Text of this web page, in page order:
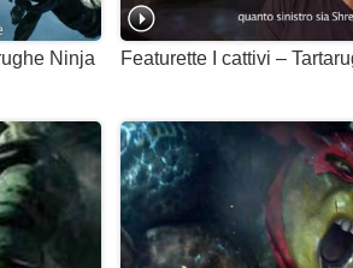
Ninja Featurette I cattivi –